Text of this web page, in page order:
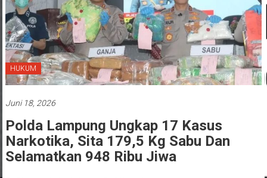
HUKUM
Narkotika, Sita 179,5 Kg Sabu Dan
Selamatkan 948 Ribu Jiwa